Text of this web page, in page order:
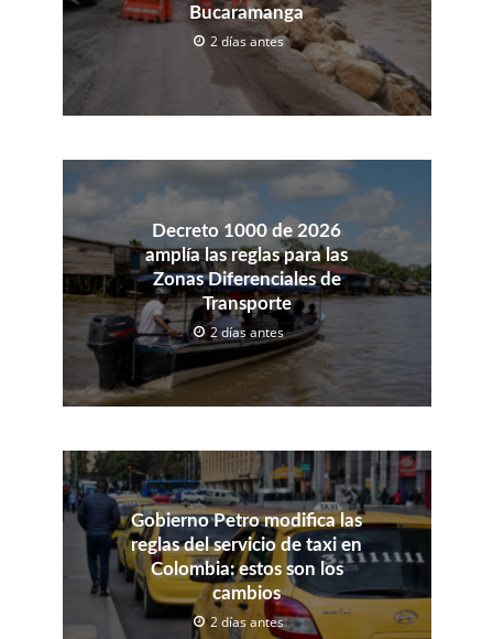
Bucaramanga
2 días antes
Decreto 1000 de 2026
amplía las reglas para las
Zonas Diferenciales de
Transporte
2 días antes
Gobierno Petro modifica las
reglas del servicio de taxi en
Colombia: estos son los
cambios
2 días antes